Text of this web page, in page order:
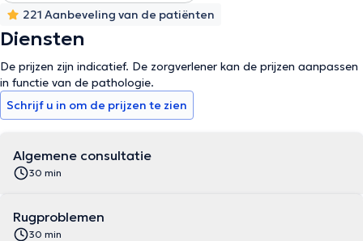
221 Aanbeveling van de patiënten
Diensten
De prijzen zijn indicatief. De zorgverlener kan de prijzen aanpassen
in functie van de pathologie.
Schrijf u in om de prijzen te zien
Algemene consultatie
30 min
Rugproblemen
30 min